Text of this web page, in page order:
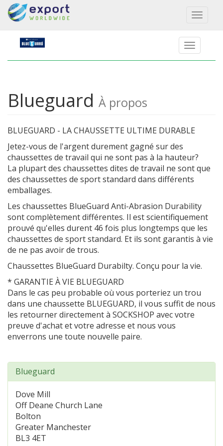
Toggle
Blueguard À propos
BLUEGUARD - LA CHAUSSETTE ULTIME DURABLE
Jetez-vous de l'argent durement gagné sur des
chaussettes de travail qui ne sont pas à la hauteur?
La plupart des chaussettes dites de travail ne sont que
des chaussettes de sport standard dans différents
emballages.
Les chaussettes BlueGuard Anti-Abrasion Durability
sont complètement différentes. Il est scientifiquement
prouvé qu'elles durent 46 fois plus longtemps que les
chaussettes de sport standard. Et ils sont garantis à vie
de ne pas avoir de trous.
Chaussettes BlueGuard Durabilty. Conçu pour la vie.
* GARANTIE À VIE BLUEGUARD
Dans le cas peu probable où vous porteriez un trou
dans une chaussette BLUEGUARD, il vous suffit de nous
les retourner directement à SOCKSHOP avec votre
preuve d'achat et votre adresse et nous vous
enverrons une toute nouvelle paire.
Blueguard
Dove Mill
Off Deane Church Lane
Bolton
Greater Manchester
BL3 4ET